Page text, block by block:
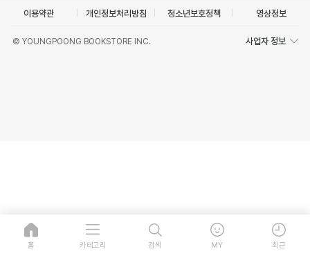
이용약관 개인정보처리방침 청소년보호정책 영상정보
© YOUNGPOONG BOOKSTORE INC. 사업자 정보
홈 카테고리 검색 MY 최근